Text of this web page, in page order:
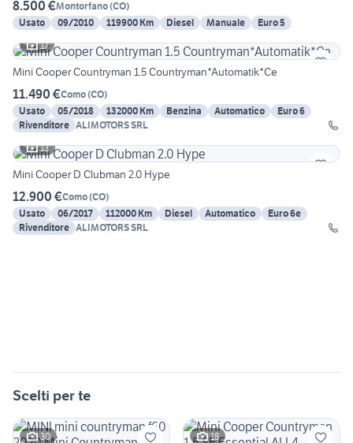
8.500 €Montorfano(CO)
Usato
09/2010 119900 Km Diesel Manuale
Euro 5
17
Mini Cooper Countryman 1.5 Countryman*Automatik*Ce
11.490 €Como(CO)
Usato
05/2018 132000 Km Benzina Automatico
Euro 6
Rivenditore ALIMOTORS SRL
13
Mini Cooper D Clubman 2.0 Hype
12.900 €Como(CO)
Usato
06/2017 112000 Km Diesel Automatico
Euro 6e
Rivenditore ALIMOTORS SRL
Scelti per te
30 18